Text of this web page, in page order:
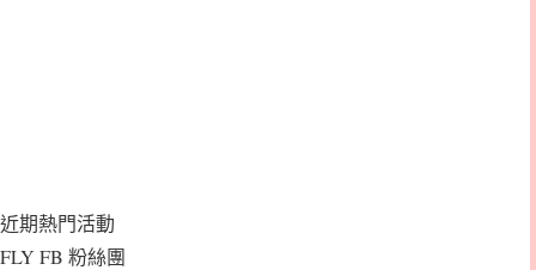
近期熱門活動
FLY FB 粉絲團